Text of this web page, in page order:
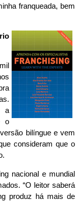
franqueada, bem
a
o
bilíngue e vem
consideram que o
nacional e mundial
“O leitor saberá
produz há mais de